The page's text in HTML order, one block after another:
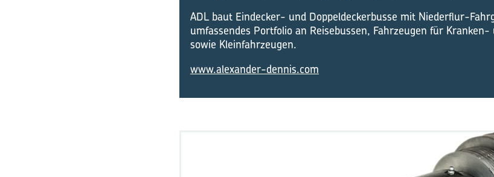
ADL baut Eindecker- und Doppeldeckerbusse mit Niederflur-
umfassendes Portfolio an Reisebussen, Fahrzeugen für
sowie Kleinfahrzeugen.
www.alexander-dennis.com